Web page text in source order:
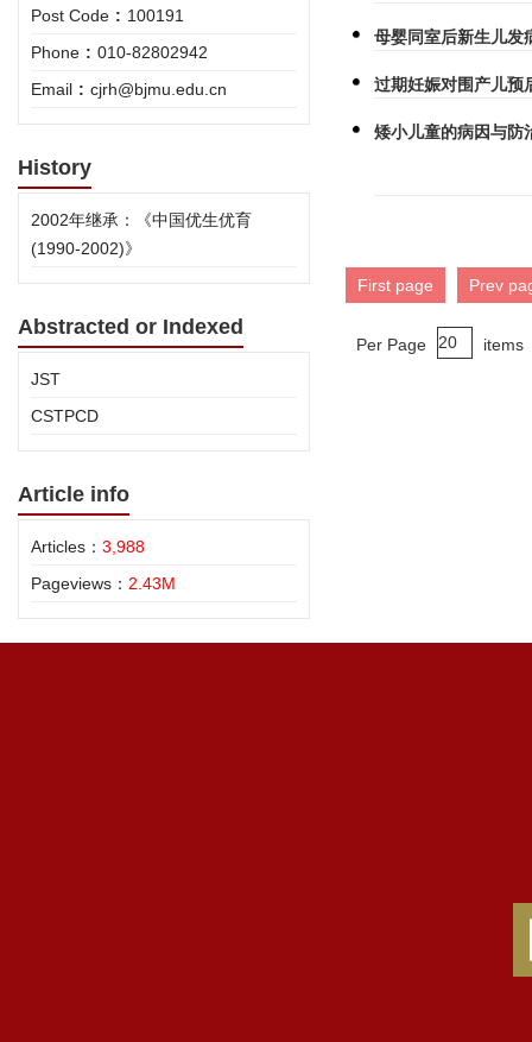
Post Code : 100191
Phone : 010-82802942
Email : cjrh@bjmu.edu.cn
History
2002年继承：《中国优生优育
(1990-2002)》
Abstracted or Indexed
JST
CSTPCD
Article info
Articles： 3,988
Pageviews： 2.43M
母婴同室后新生儿发
过期妊娠对围产儿预
矮小儿童的病因与防
First page Prev
Per Page items